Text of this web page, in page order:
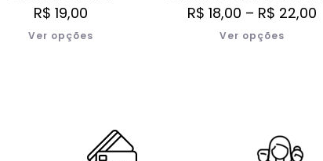
R$ 19,00
Ver opções
R$ 18,00 – R$ 22,00
Ver opções